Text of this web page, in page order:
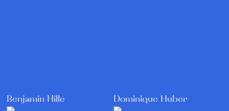
Benjamin Hille Dominique Huber